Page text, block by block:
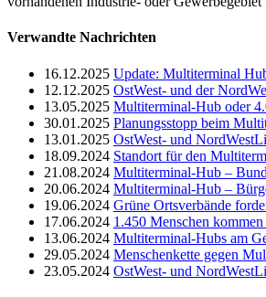
Verwandte Nachrichten
16.12.2025 Update: Multiterminal
12.12.2025 OstWest- und der
13.05.2025 Multiterminal-Hub oder
30.01.2025 Planungsstopp beim
13.01.2025 OstWest- und
18.09.2024 Standort für den
21.08.2024 Multiterminal-Hub –
20.06.2024 Multiterminal-Hub –
19.06.2024 Grüne Ortsverbände
17.06.2024 1.450 Menschen
13.06.2024 Multiterminal-Hubs am
29.05.2024 Menschenkette gegen
23.05.2024 OstWest- und